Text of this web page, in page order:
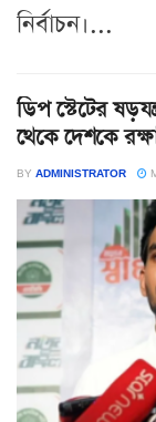
নির্বাচন।...
ডিপ স্টেটের
থেকে দেশকে
BY ADMINISTRATOR